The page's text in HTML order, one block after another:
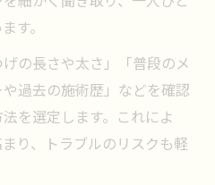
す。
の長さや太さ」「普段のメ
過去の施術歴」などを確認
を選定します。これによ
り、トラブルのリスクも軽